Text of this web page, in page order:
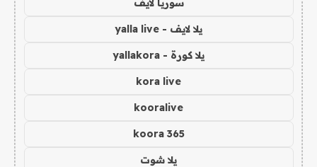
يلا لايف - yalla live
يلا كورة - yallakora
kora live
kooralive
koora 365
يلا شوت